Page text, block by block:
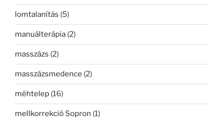
lomtalanítás (5)
manuálterápia (2)
masszázs (2)
masszázsmedence (2)
méhtelep (16)
mellkorrekció Sopron (1)